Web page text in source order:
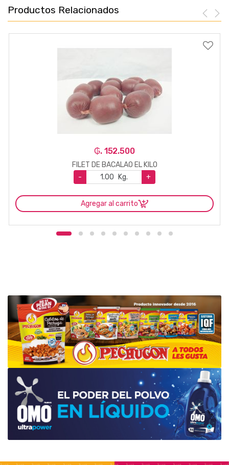
Productos Relacionados
₲. 152.500
FILET DE BACALAO EL KILO
-
Kg. +
Agregar al carrito